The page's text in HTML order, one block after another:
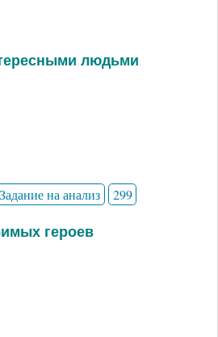
людьми
Задание на анализ 299
героев